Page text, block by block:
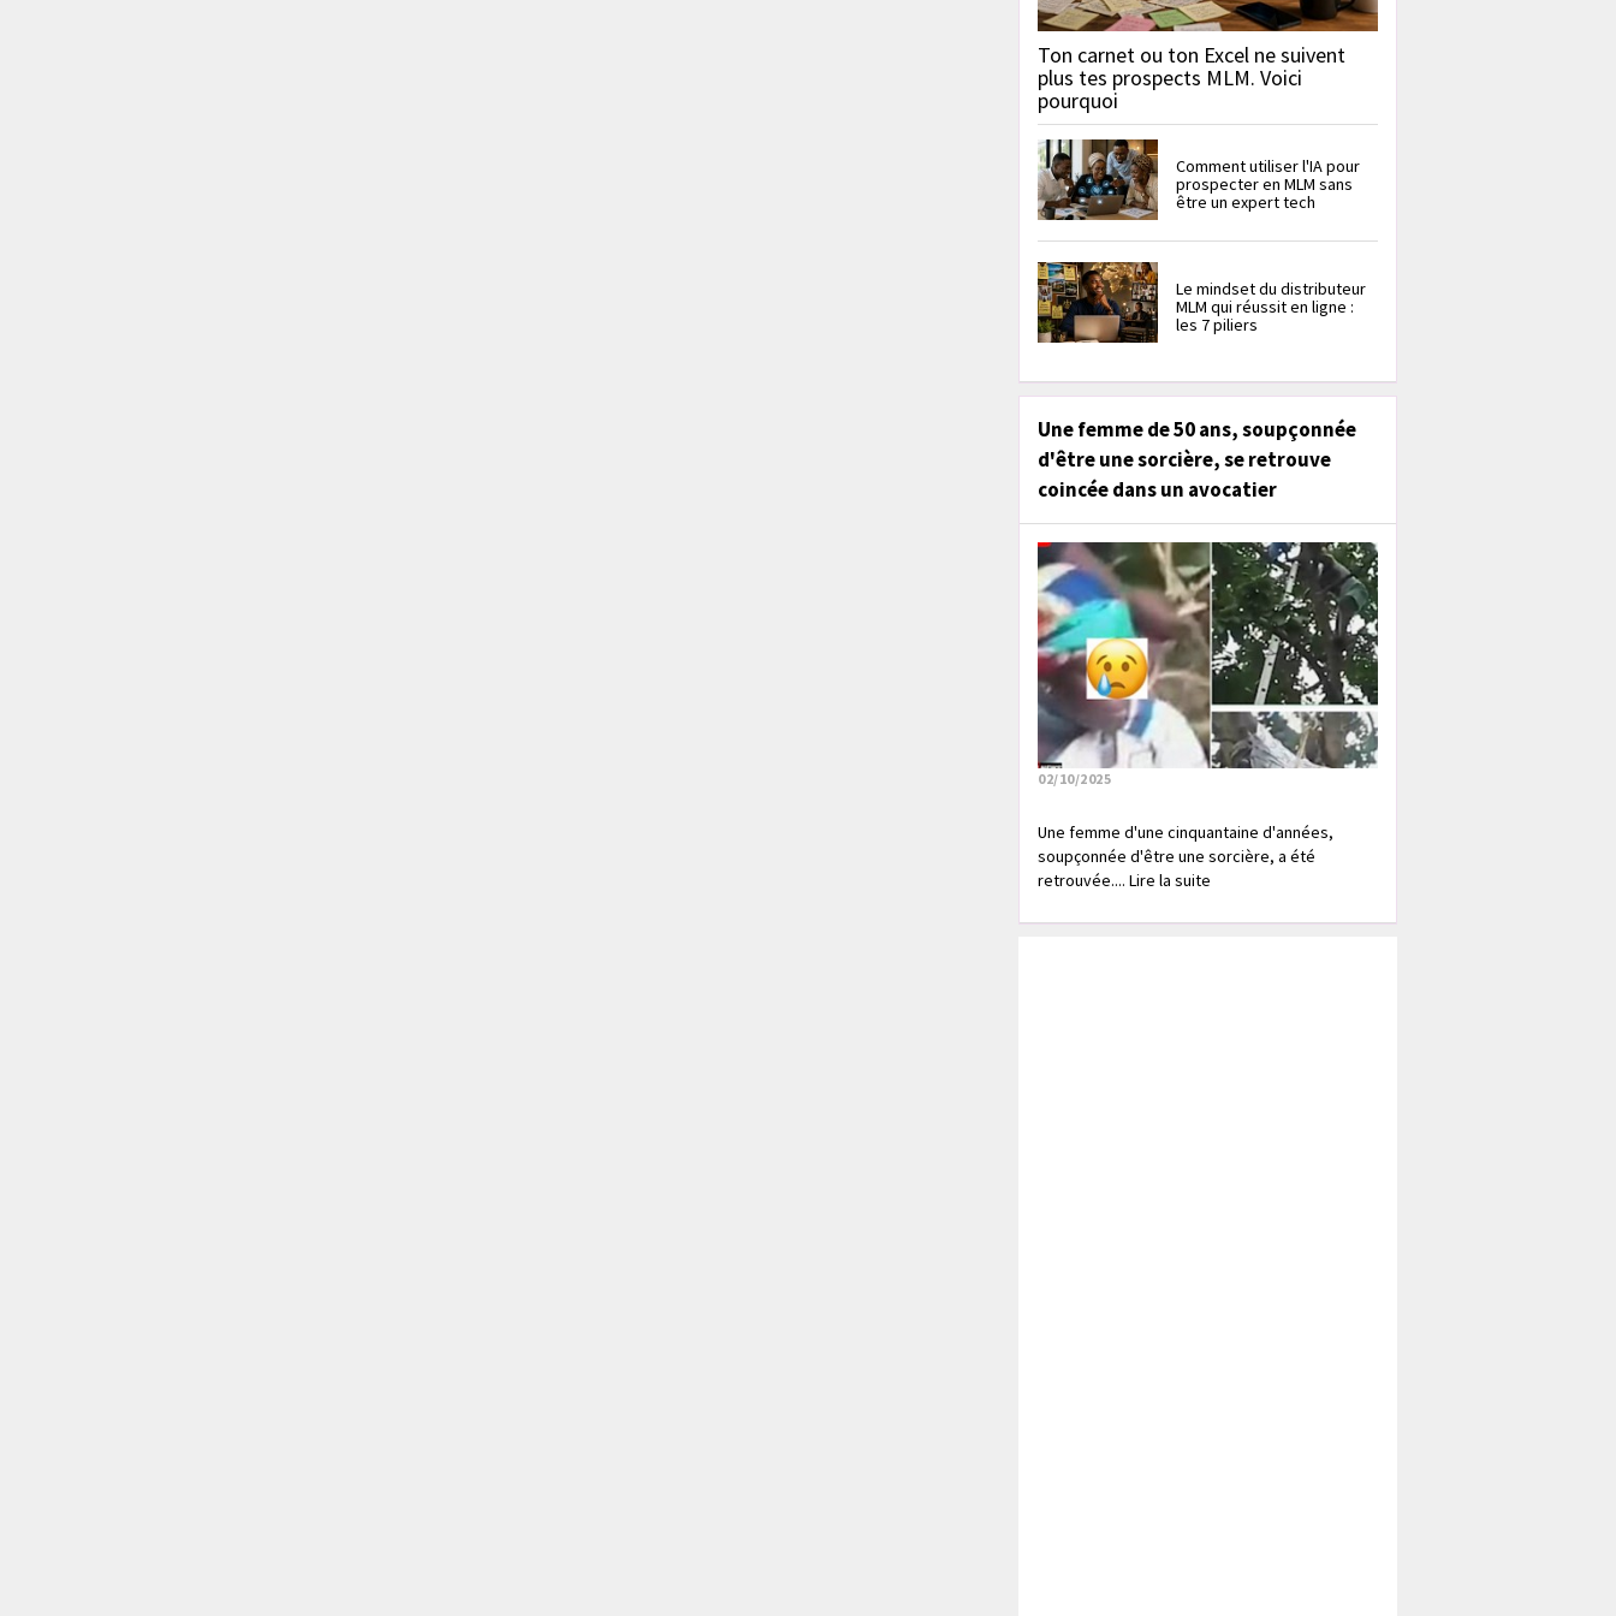
Ton carnet ou ton Excel ne suivent
plus tes prospects MLM. Voici
pourquoi
Comment utiliser l'IA pour
prospecter en MLM sans
être un expert tech
Le mindset du distributeur
MLM qui réussit en ligne :
les 7 piliers
Une femme de 50 ans, soupçonnée
d'être une sorcière, se retrouve
coincée dans un avocatier
02/10/2025
Une femme d'une cinquantaine d'années,
soupçonnée d'être une sorcière, a été
retrouvée.... Lire la suite